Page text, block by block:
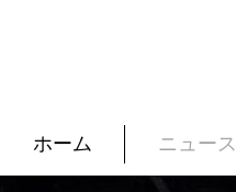
ホーム ニュース